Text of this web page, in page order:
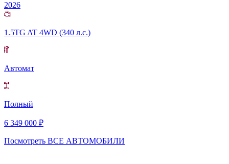
2026
1.5TG AT 4WD (340 л.с.)
Автомат
Полный
6 349 000 ₽
Посмотреть ВСЕ АВТОМОБИЛИ